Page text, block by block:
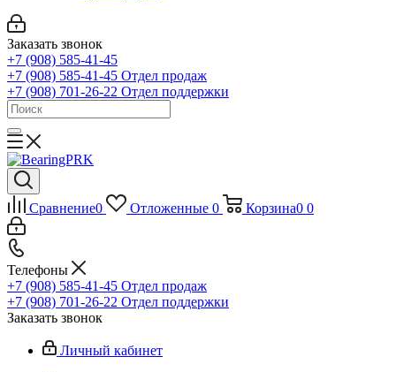
Заказать звонок
+7 (908) 585-41-45
+7 (908) 585-41-45 Отдел продаж
+7 (908) 701-26-22 Отдел поддержки
Сравнение0 Отложенные 0 Корзина0 0
Телефоны
+7 (908) 585-41-45 Отдел продаж
+7 (908) 701-26-22 Отдел поддержки
Заказать звонок
Личный кабинет